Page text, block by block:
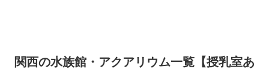
関西の水族館・アクアリウム一覧【授乳室あ